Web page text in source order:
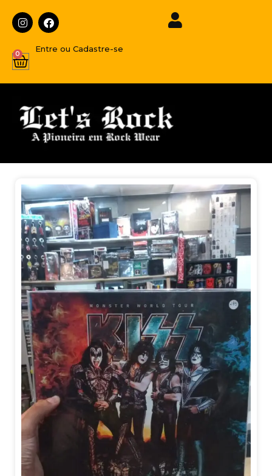
Entre ou Cadastre-se
0